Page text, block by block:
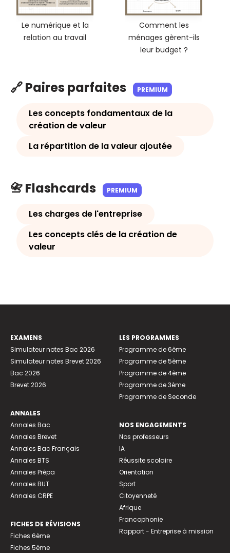
Le numérique et la
relation au travail
Comment les
ménages gèrent-ils
leur budget ?
🔗 Paires parfaites PREMIUM
Les concepts fondamentaux de la
création de valeur
La répartition de la valeur ajoutée
📇 Flashcards PREMIUM
Les charges de l'entreprise
Les concepts clés de la création de
valeur
EXAMENS
Simulateur notes Bac 2026
Simulateur notes Brevet 2026
Bac 2026
Brevet 2026
ANNALES
Annales Bac
Annales Brevet
Annales Bac Français
Annales BTS
Annales Prépa
Annales BUT
Annales CRPE
FICHES DE RÉVISIONS
Fiches 6ème
Fiches 5ème
LES PROGRAMMES
Programme de 6ème
Programme de 5ème
Programme de 4ème
Programme de 3ème
Programme de Seconde
NOS ENGAGEMENTS
Nos professeurs
IA
Réussite scolaire
Orientation
Sport
Citoyenneté
Afrique
Francophonie
Rapport - Entreprise à mission